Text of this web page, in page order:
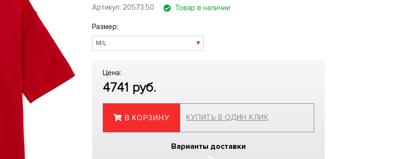
Артикул: 20573.50 Товар в наличии
Размер:
Цена:
4741 руб.
В КОРЗИНУ КУПИТЬ В ОДИН КЛИК
Варианты доставки